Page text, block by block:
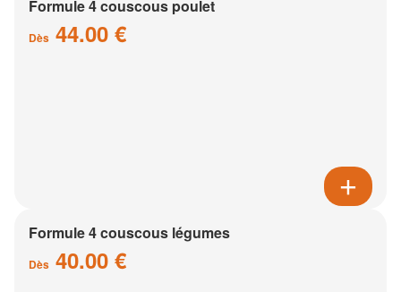
Formule 4 couscous poulet
Dès 44.00 €
Formule 4 couscous légumes
Dès 40.00 €